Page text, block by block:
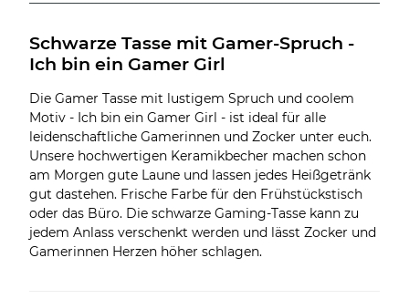
Schwarze Tasse mit Gamer-Spruch -
Ich bin ein Gamer Girl
Die Gamer Tasse mit lustigem Spruch und coolem
Motiv - Ich bin ein Gamer Girl - ist ideal für alle
leidenschaftliche Gamerinnen und Zocker unter euch.
Unsere hochwertigen Keramikbecher machen schon
am Morgen gute Laune und lassen jedes Heißgetränk
gut dastehen. Frische Farbe für den Frühstückstisch
oder das Büro. Die schwarze Gaming-Tasse kann zu
jedem Anlass verschenkt werden und lässt Zocker und
Gamerinnen Herzen höher schlagen.